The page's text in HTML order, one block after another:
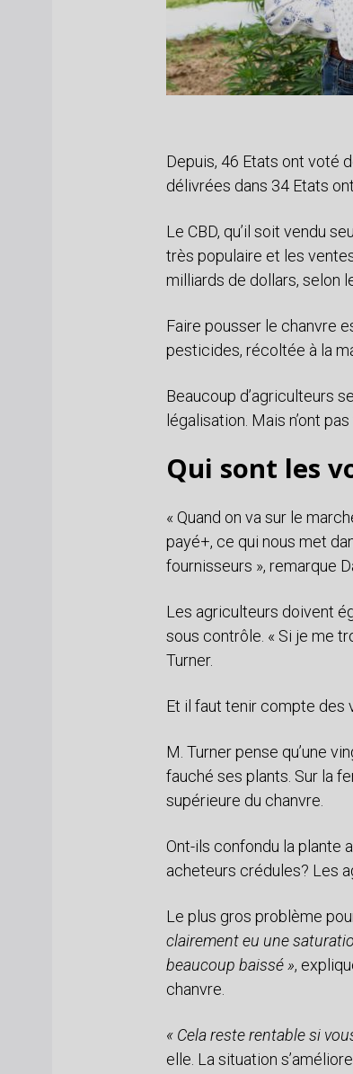
Depuis, 46 Etats ont voté
délivrées dans 34 Etats
Le CBD, qu’il soit vendu
très populaire et les
milliards de dollars, selon
Faire pousser le chanvre
pesticides, récoltée à la
Beaucoup d’agriculteurs
légalisation. Mais n’ont
Qui sont les
« Quand on va sur le
payé+, ce qui nous met
fournisseurs », remarque
Les agriculteurs doivent
sous contrôle. « Si je me
Turner.
Et il faut tenir compte des
M. Turner pense qu’une
fauché ses plants. Sur la
supérieure du chanvre.
Ont-ils confondu la plante
acheteurs crédules? Les
Le plus gros problème
clairement eu une
beaucoup baissé »,
chanvre.
« Cela reste rentable si
elle. La situation